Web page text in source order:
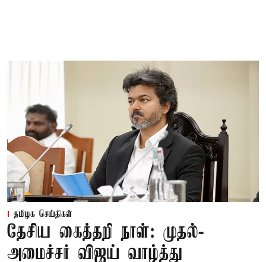
தமிழக செய்திகள்
தேசிய கைத்தறி நாள்: முதல்-
அமைச்சர் விஜய் வாழ்த்து